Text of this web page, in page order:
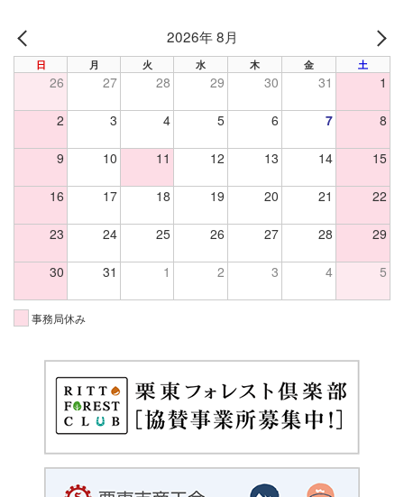
PREV
2026年 8月
日 月 火 水 木 金 土
26 27 28 29 30 31 1
2 3 4 5 6 7 8
9 10 11 12 13 14 15
16 17 18 19 20 21 22
23 24 25 26 27 28 29
30 31 1 2 3 4 5
事務局休み